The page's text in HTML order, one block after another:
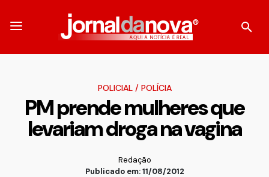
POLICIAL/ POLÍCIA
PM prende mulheres que
levariam droga na vagina
Redação
Publicado em: 11/08/2012